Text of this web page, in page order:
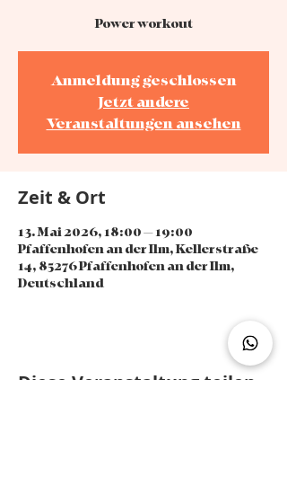
Power workout
Anmeldung geschlossen
Jetzt andere
Veranstaltungen ansehen
Zeit & Ort
13. Mai 2026, 18:00 – 19:00
Pfaffenhofen an der Ilm, Kellerstraße
14, 85276 Pfaffenhofen an der Ilm,
Deutschland
Diese Veranstaltung teilen